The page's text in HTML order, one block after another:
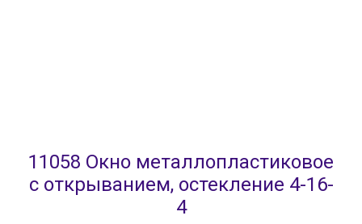
11058 Окно металлопластиковое
с открыванием, остекление 4-16-
4